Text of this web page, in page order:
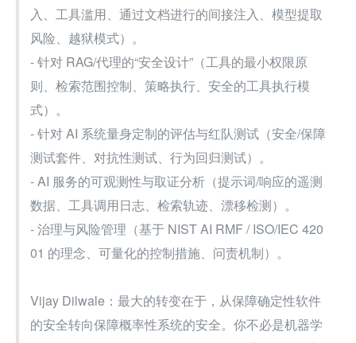
入、工具滥用、通过文档进行的间接注入、模型提取
风险、越狱模式）。
- 针对 RAG/代理的“安全设计”（工具的最小权限原
则、检索范围控制、策略执行、安全的工具执行模
式）。
- 针对 AI 系统量身定制的评估与红队测试（安全/保障
测试套件、对抗性测试、行为回归测试）。
- AI 服务的可观测性与取证分析（提示词/响应的遥测
数据、工具调用日志、检索轨迹、漂移检测）。
- 治理与风险管理（基于 NIST AI RMF / ISO/IEC 420
01 的理念、可量化的控制措施、问责机制）。
Vijay Dilwale：最大的转变在于，从保障确定性软件
的安全转向保障概率性系统的安全。你不必是机器学